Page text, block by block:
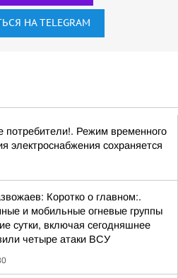
НА TELEGRAM
потребители!. Режим временного
электроснабжения сохраняется
Коротко о главном:.
и мобильные огневые группы
сутки, включая сегодняшнее
четыре атаки ВСУ